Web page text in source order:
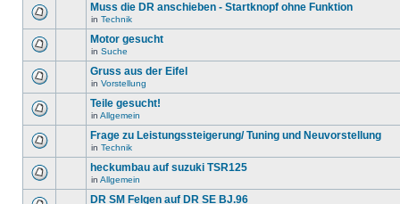
Muss die DR anschieben - Startknopf ohne Funktion
in Technik
Motor gesucht
in Suche
Gruss aus der Eifel
in Vorstellung
Teile gesucht!
in Allgemein
Frage zu Leistungssteigerung/ Tuning und Neuvorstellung
in Technik
heckumbau auf suzuki TSR125
in Allgemein
DR SM Felgen auf DR SE BJ.96